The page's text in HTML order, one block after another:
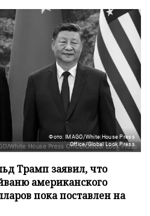
Фото: IMAGO/White House Press
Office/Global Look Press
Трамп заявил, что
американского
пока поставлен на